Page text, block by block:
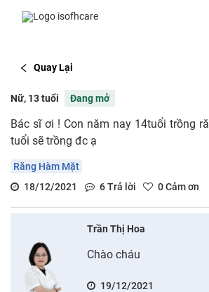
Quay Lại
Nữ, 13 tuổi Đang mở
Bác sĩ ơi ! Con năm nay 14tuổi trồng
tuổi sẽ trồng đc ạ
Răng Hàm Mặt
18/12/2021
6Trả lời 0Cảm ơn
Trần Thị Hoa
Chào cháu
19/12/2021